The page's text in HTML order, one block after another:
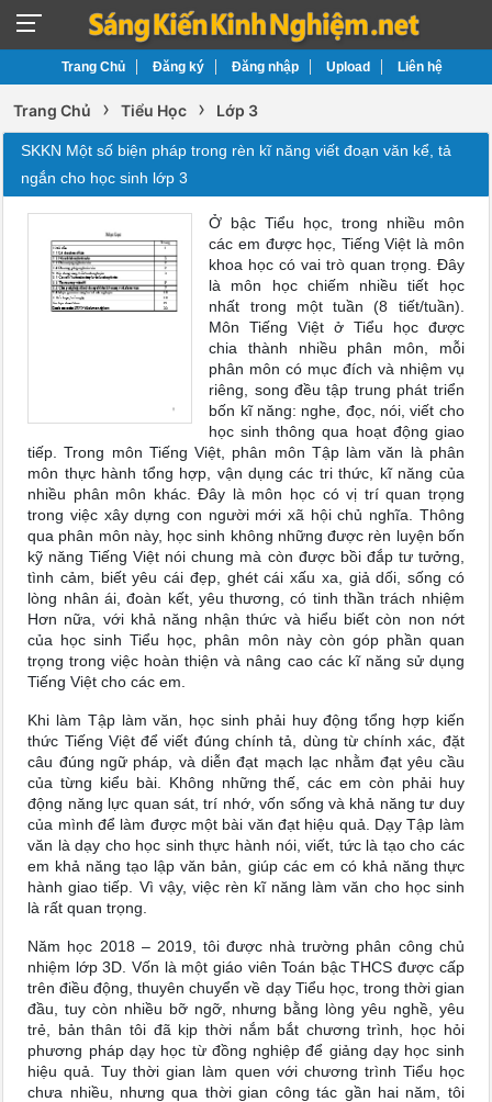
Trang Chủ Đăng ký Đăng nhập Upload Liên hệ
Trang Chủ › Tiểu Học › Lớp 3
SKKN Một số biện pháp trong rèn kĩ năng viết đoạn văn kể, tả
ngắn cho học sinh lớp 3
Ở bậc Tiểu học, trong nhiều môn
các em được học, Tiếng Việt là môn
khoa học có vai trò quan trọng. Đây
là môn học chiếm nhiều tiết học
nhất trong một tuần (8 tiết/tuần).
Môn Tiếng Việt ở Tiểu học được
chia thành nhiều phân môn, mỗi
phân môn có mục đích và nhiệm vụ
riêng, song đều tập trung phát triển
bốn kĩ năng: nghe, đọc, nói, viết cho
học sinh thông qua hoạt động giao
tiếp. Trong môn Tiếng Việt, phân môn Tập làm văn là phân
môn thực hành tổng hợp, vận dụng các tri thức, kĩ năng của
nhiều phân môn khác. Đây là môn học có vị trí quan trọng
trong việc xây dựng con người mới xã hội chủ nghĩa. Thông
qua phân môn này, học sinh không những được rèn luyện bốn
kỹ năng Tiếng Việt nói chung mà còn được bồi đắp tư tưởng,
tình cảm, biết yêu cái đẹp, ghét cái xấu xa, giả dối, sống có
lòng nhân ái, đoàn kết, yêu thương, có tinh thần trách nhiệm
Hơn nữa, với khả năng nhận thức và hiểu biết còn non nớt
của học sinh Tiểu học, phân môn này còn góp phần quan
trọng trong việc hoàn thiện và nâng cao các kĩ năng sử dụng
Tiếng Việt cho các em.
Khi làm Tập làm văn, học sinh phải huy động tổng hợp kiến
thức Tiếng Việt để viết đúng chính tả, dùng từ chính xác, đặt
câu đúng ngữ pháp, và diễn đạt mạch lạc nhằm đạt yêu cầu
của từng kiểu bài. Không những thế, các em còn phải huy
động năng lực quan sát, trí nhớ, vốn sống và khả năng tư duy
của mình để làm được một bài văn đạt hiệu quả. Dạy Tập làm
văn là dạy cho học sinh thực hành nói, viết, tức là tạo cho các
em khả năng tạo lập văn bản, giúp các em có khả năng thực
hành giao tiếp. Vì vậy, việc rèn kĩ năng làm văn cho học sinh
là rất quan trọng.
Năm học 2018 – 2019, tôi được nhà trường phân công chủ
nhiệm lớp 3D. Vốn là một giáo viên Toán bậc THCS được cấp
trên điều động, thuyên chuyển về dạy Tiểu học, trong thời gian
đầu, tuy còn nhiều bỡ ngỡ, nhưng bằng lòng yêu nghề, yêu
trẻ, bản thân tôi đã kịp thời nắm bắt chương trình, học hỏi
phương pháp dạy học từ đồng nghiệp để giảng dạy học sinh
hiệu quả. Tuy thời gian làm quen với chương trình Tiểu học
chưa nhiều, nhưng qua thời gian công tác gần hai năm, tôi